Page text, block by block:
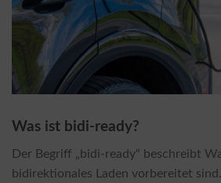
Was ist bidi-ready?
Der Begriff „bidi-ready“ beschreibt
bidirektionales Laden vorbereitet